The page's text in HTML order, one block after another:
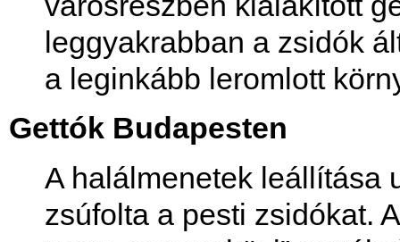
leggyakrabban a zsidók
a leginkább leromlott
Gettók Budapesten
A halálmenetek leállítása
zsúfolta a pesti zsidókat.